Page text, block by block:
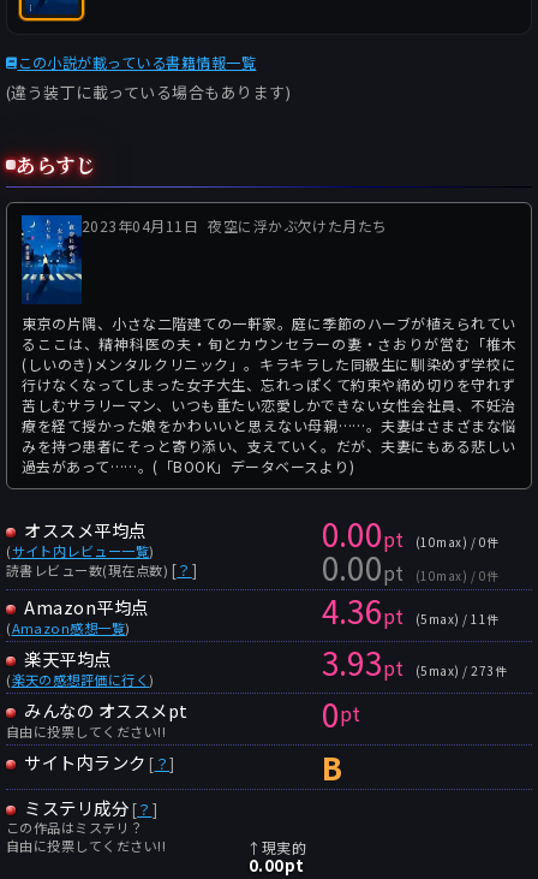
この小説が載っている書籍情報一覧
(違う装丁に載っている場合もあります)
あらすじ
2023年04月11日 夜空に浮かぶ欠けた月たち
東京の片隅、小さな二階建ての一軒家。庭に季節のハーブが植えられてい
るここは、精神科医の夫・旬とカウンセラーの妻・さおりが営む「椎木
(しいのき)メンタルクリニック」。キラキラした同級生に馴染めず学校に
行けなくなってしまった女子大生、忘れっぽくて約束や締め切りを守れず
苦しむサラリーマン、いつも重たい恋愛しかできない女性会社員、不妊治
療を経て授かった娘をかわいいと思えない母親……。夫妻はさまざまな悩
みを持つ患者にそっと寄り添い、支えていく。だが、夫妻にもある悲しい
過去があって……。(「BOOK」データベースより)
オススメ平均点
(サイト内レビュー一覧)
読書レビュー数(現在点数) [？ ]
0.00pt (10max) / 0件
0.00pt (10max) / 0件
Amazon平均点
(Amazon感想一覧) 4.36pt (5max) / 11件
楽天平均点
(楽天の感想評価に行く) 3.93pt (5max) / 273件
みんなの オススメpt
自由に投票してください!! 0pt
サイト内ランク [ ？] B
ミステリ成分 [？ ]
この作品はミステリ？
自由に投票してください!!
↑現実的
0.00pt